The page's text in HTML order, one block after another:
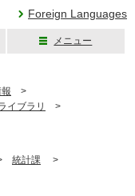
Foreign Languages
メニュー
>
イブラリ
>
統計課 >